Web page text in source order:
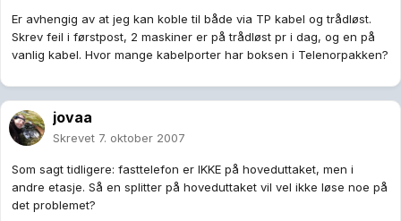
Er avhengig av at jeg kan koble til både via TP kabel og trådløst.
Skrev feil i førstpost, 2 maskiner er på trådløst pr i dag, og en på
vanlig kabel. Hvor mange kabelporter har boksen i Telenorpakken?
jovaa
Skrevet 7. oktober 2007
Som sagt tidligere: fasttelefon er IKKE på hoveduttaket, men i
andre etasje. Så en splitter på hoveduttaket vil vel ikke løse noe på
det problemet?